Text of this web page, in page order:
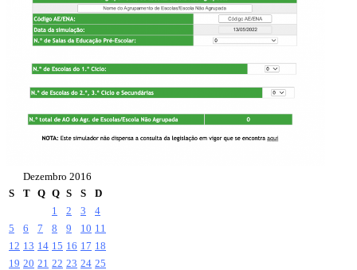
Dezembro 2016
S
T Q Q S S
D
1
2 3
4
5
6 7 8 9 10 11
12 13 14 15 16 17 18
19 20 21 22 23 24 25